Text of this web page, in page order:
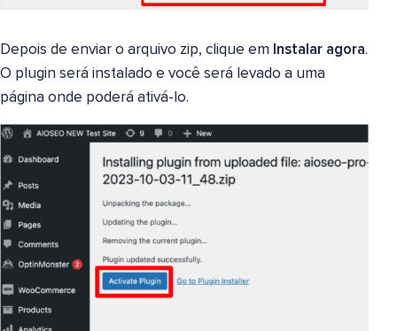
Depois de enviar o arquivo zip, clique em Instalar agora.
O plugin será instalado e você será levado a uma
página onde poderá ativá-lo.